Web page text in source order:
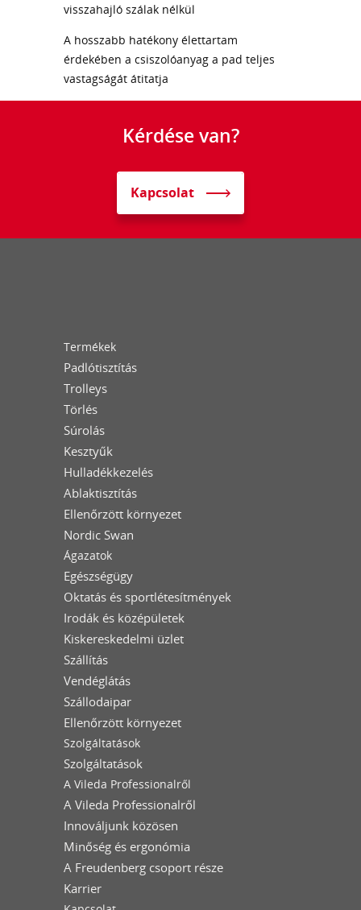
visszahajló szálak nélkül
A hosszabb hatékony élettartam
érdekében a csiszolóanyag a pad teljes
vastagságát átitatja
Kérdése van?
Kapcsolat
Termékek
Padlótisztítás
Trolleys
Törlés
Súrolás
Kesztyűk
Hulladékkezelés
Ablaktisztítás
Ellenőrzött környezet
Nordic Swan
Ágazatok
Egészségügy
Oktatás és sportlétesítmények
Irodák és középületek
Kiskereskedelmi üzlet
Szállítás
Vendéglátás
Szállodaipar
Ellenőrzött környezet
Szolgáltatások
Szolgáltatások
A Vileda Professionalről
A Vileda Professionalről
Innováljunk közösen
Minőség és ergonómia
A Freudenberg csoport része
Karrier